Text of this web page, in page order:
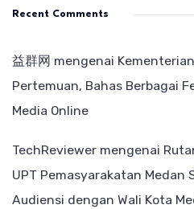
Recent Comments
益群网 mengenai
Pertemuan, Bahas Berbagai
Media Online
TechReviewer mengenai
UPT Pemasyarakatan Medan
Audiensi dengan Wali Kota